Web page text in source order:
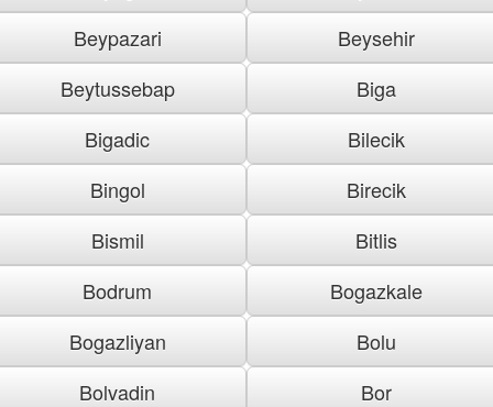
Beypazari
Beysehir
Beytussebap
Biga
Bigadic
Bilecik
Bingol
Birecik
Bismil
Bitlis
Bodrum
Bogazkale
Bogazliyan
Bolu
Bolvadin
Bor